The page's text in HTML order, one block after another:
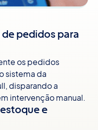
pedidos para
os pedidos
sistema da
disparando a
intervenção manual.
e